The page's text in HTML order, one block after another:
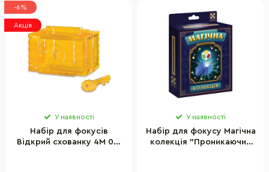
-6%
Акція
У наявності
Набір для фокусів
Відкрий схованку 4M 00-
У наявності
Набір для фокусу Магічна
колекція "Проникаючий